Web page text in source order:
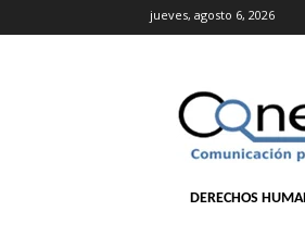
jueves, agosto 6, 2026
DERECHOS